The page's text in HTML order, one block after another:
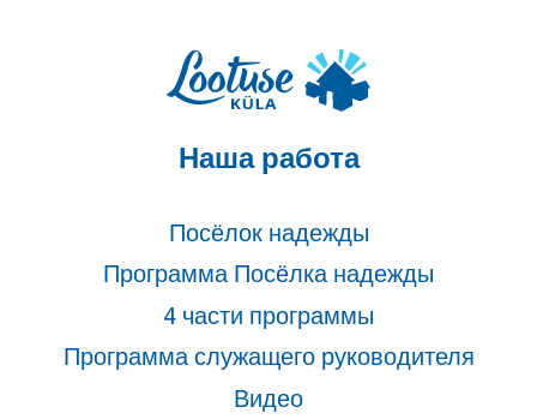
Наша работа
Посёлок надежды
Программа Посёлка надежды
4 части программы
Программа служащего руководителя
Видео